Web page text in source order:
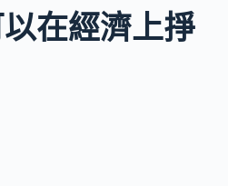
在經濟上掙